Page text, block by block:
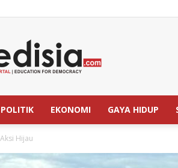
SPEDISIA.com
POLITIK EKONOMI GAYA HIDUP
Hijau